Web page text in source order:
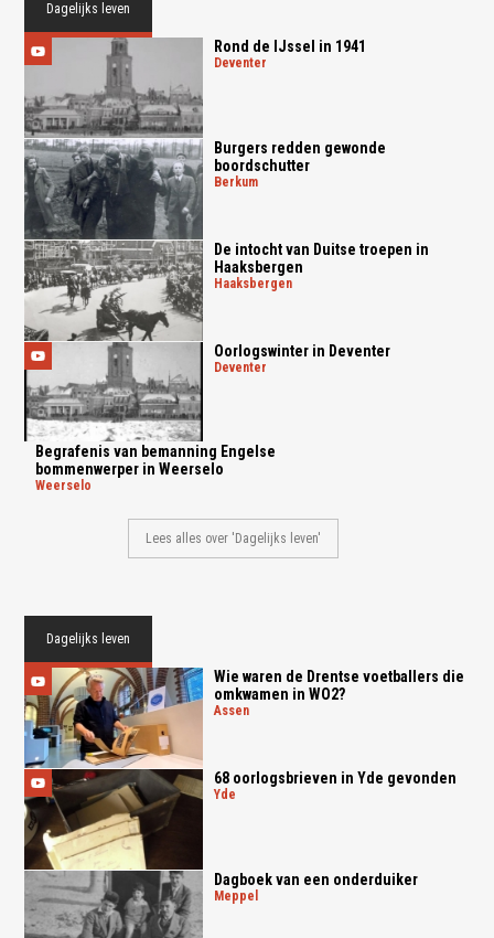
Dagelijks leven
Rond de IJssel in 1941
deventer
Burgers redden gewonde
boordschutter
berkum
De intocht van Duitse troepen in
Haaksbergen
haaksbergen
Oorlogswinter in Deventer
deventer
Begrafenis van bemanning Engelse
bommenwerper in Weerselo
weerselo
Lees alles over 'Dagelijks leven'
Dagelijks leven
Wie waren de Drentse voetballers die
omkwamen in WO2?
assen
68 oorlogsbrieven in Yde gevonden
yde
Dagboek van een onderduiker
meppel